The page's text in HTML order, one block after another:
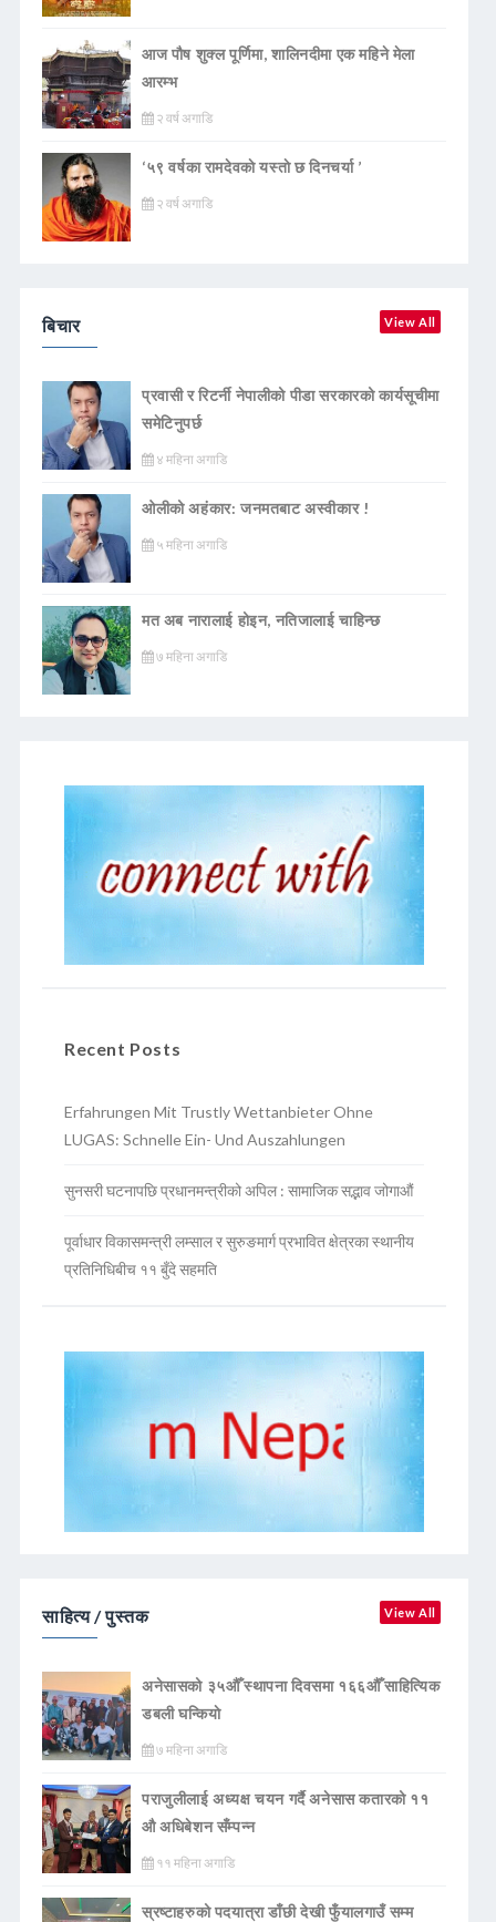
आज पौष शुक्ल पूर्णिमा, शालिनदीमा एक महिने मेला
आरम्भ
२ वर्ष अगाडि
‘५९ वर्षका रामदेवकाे यस्ताे छ दिनचर्या ’
२ वर्ष अगाडि
बिचार View All
प्रवासी र रिटर्नी नेपालीको पीडा सरकारको कार्यसूचीमा
समेटिनुपर्छ
४ महिना अगाडि
ओलीको अहंकार: जनमतबाट अस्वीकार !
५ महिना अगाडि
मत अब नारालाई होइन, नतिजालाई चाहिन्छ
७ महिना अगाडि
Recent Posts
Erfahrungen Mit Trustly Wettanbieter Ohne
LUGAS: Schnelle Ein- Und Auszahlungen
सुनसरी घटनापछि प्रधानमन्त्रीको अपिल : सामाजिक सद्भाव जोगाऔं
पूर्वाधार विकासमन्त्री लम्साल र सुरुङमार्ग प्रभावित क्षेत्रका स्थानीय
प्रतिनिधिबीच ११ बुँदे सहमति
साहित्य / पुस्तक View All
अनेसासको ३५औँ स्थापना दिवसमा १६६औँ साहित्यिक
डबली घन्कियाे
७ महिना अगाडि
पराजुलीलाई अध्यक्ष चयन गर्दै अनेसास कतारको ११
औ अधिबेशन सँम्पन्न
११ महिना अगाडि
स्रष्टाहरुको पदयात्रा डाँछी देखी फुँयालगाउँ सम्म